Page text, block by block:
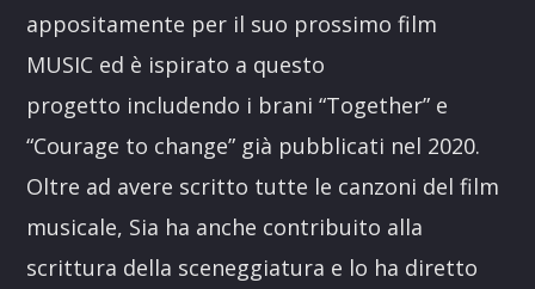
appositamente per il suo prossimo film
MUSIC ed è ispirato a questo
progetto includendo i brani “Together” e
“Courage to change” già pubblicati nel 2020.
Oltre ad avere scritto tutte le canzoni del film
musicale, Sia ha anche contribuito alla
scrittura della sceneggiatura e lo ha diretto